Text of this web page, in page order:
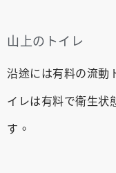
山上のトイレ
沿途には有料の流動
イレは有料で衛生状
す。